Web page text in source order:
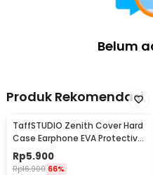
Belum
Produk Rekomendasi
TaffSTUDIO Zenith Cover Hard
Case Earphone EVA Protective
Mini Bag - B001
Rp5.900
Rp16.900 66%